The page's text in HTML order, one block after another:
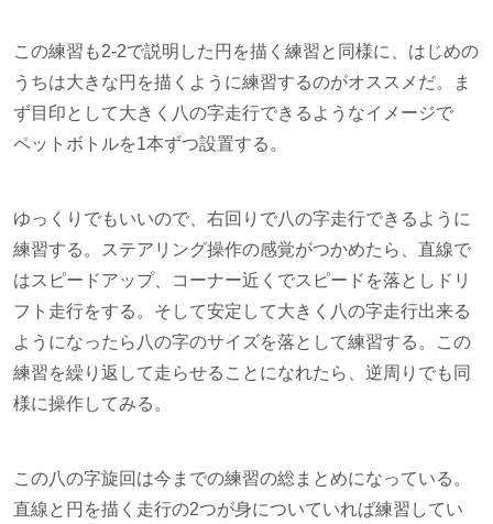
この練習も2-2で説明した円を描く練習と同様に、はじめの
うちは大きな円を描くように練習するのがオススメだ。ま
ず目印として大きく八の字走行できるようなイメージで
ペットボトルを1本ずつ設置する。
ゆっくりでもいいので、右回りで八の字走行できるように
練習する。ステアリング操作の感覚がつかめたら、直線で
はスピードアップ、コーナー近くでスピードを落としドリ
フト走行をする。そして安定して大きく八の字走行出来る
ようになったら八の字のサイズを落として練習する。この
練習を繰り返して走らせることになれたら、逆周りでも同
様に操作してみる。
この八の字旋回は今までの練習の総まとめになっている。
直線と円を描く走行の2つが身についていれば練習してい